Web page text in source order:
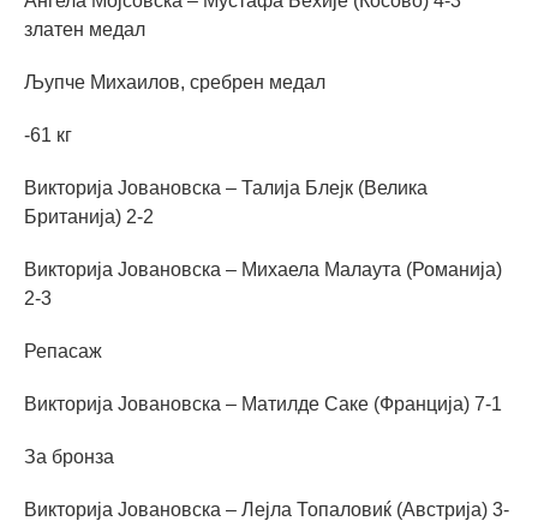
златен медал
Љупче Михаилов, сребрен медал
-61 кг
Викторија Јовановска – Талија Блејк (Велика
Британија) 2-2
Викторија Јовановска – Михаела Малаута (Романија)
2-3
Репасаж
Викторија Јовановска – Матилде Саке (Франција) 7-1
За бронза
Викторија Јовановска – Лејла Топаловиќ (Австрија) 3-